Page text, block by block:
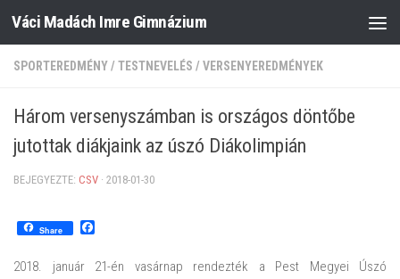
Skip to content
Váci Madách Imre Gimnázium
SPORTEREDMÉNY/ TESTNEVELÉS / VERSENYEREDMÉNYEK
Három versenyszámban is országos döntőbe
jutottak diákjaink az úszó Diákolimpián
BEJEGYEZTE: CSV · 2018-01-30
Share
2018. január 21-én vasárnap rendezték a Pest Megyei Úszó